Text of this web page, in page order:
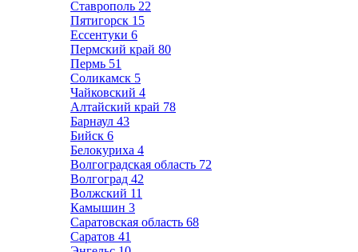
Ставрополь 22
Пятигорск 15
Ессентуки 6
Пермский край 80
Пермь 51
Соликамск 5
Чайковский 4
Алтайский край 78
Барнаул 43
Бийск 6
Белокуриха 4
Волгоградская область 72
Волгоград 42
Волжский 11
Камышин 3
Саратовская область 68
Саратов 41